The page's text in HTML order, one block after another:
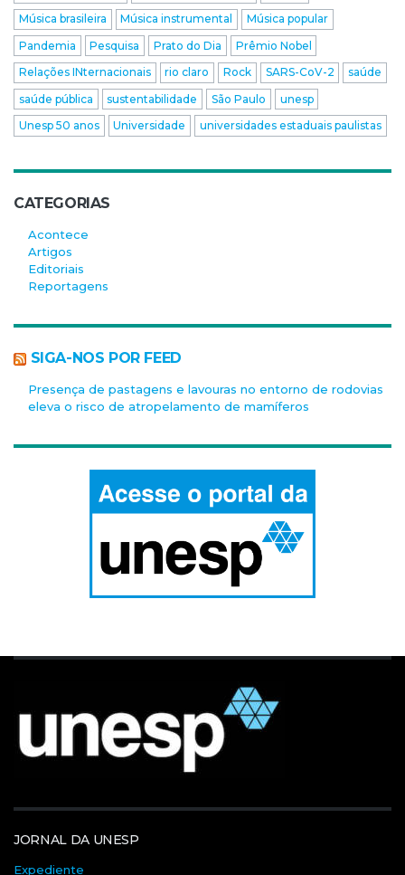
Música brasileira
Música instrumental
Música popular
Pandemia
Pesquisa Prato do Dia
Prêmio Nobel
Relações INternacionais
rio claro Rock SARS-CoV-2
saúde
saúde pública
sustentabilidade São Paulo
unesp
Unesp 50 anos
Universidade universidades estaduais paulistas
CATEGORIAS
Acontece
Artigos
Editoriais
Reportagens
SIGA-NOS POR FEED
Presença de pastagens e lavouras no entorno de rodovias
eleva o risco de atropelamento de mamíferos
JORNAL DA UNESP
Expediente